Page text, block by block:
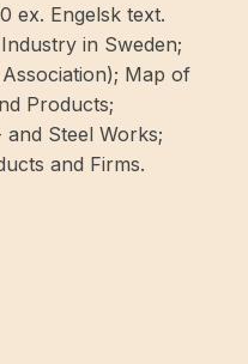
ex. Engelsk text.
in Sweden;
Map of
Products;
Steel Works;
and Firms.